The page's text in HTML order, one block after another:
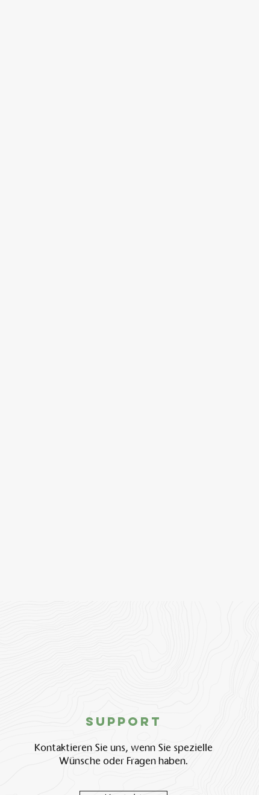
Support
Kontaktieren Sie uns, wenn Sie spezielle
Wünsche oder Fragen haben.